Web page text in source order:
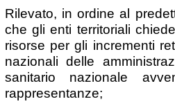
Rilevato, in ordine al
che gli enti territoriali
risorse per gli incrementi
nazionali delle
sanitario nazionale
rappresentanze;